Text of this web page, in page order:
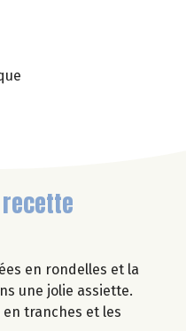
recette
en rondelles et la
une jolie assiette.
tranches et les